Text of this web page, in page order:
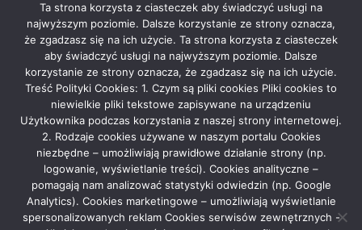
CO WARTO PRZYWIEŹĆ Z TURCJI, CZYLI PRZEWODNIK
PO TURECKICH SKARBACH
2025-09-23 admin
Rekla­ma
Ta strona korzysta z ciasteczek aby świadczyć usługi na
najwyższym poziomie. Dalsze korzystanie ze strony oznacza,
że zgadzasz się na ich użycie. Ta strona korzysta z ciasteczek
aby świadczyć usługi na najwyższym poziomie. Dalsze
korzystanie ze strony oznacza, że zgadzasz się na ich użycie.
Treść Polityki Cookies: 1. Czym są pliki cookies Pliki cookies to
niewielkie pliki tekstowe zapisywane na urządzeniu
Użytkownika podczas korzystania z naszej strony internetowej.
2. Rodzaje cookies używane w naszym portalu Cookies
niezbędne – umożliwiają prawidłowe działanie strony (np.
logowanie, wyświetlanie treści). Cookies analityczne –
pomagają nam analizować statystyki odwiedzin (np. Google
Analytics). Cookies marketingowe – umożliwiają wyświetlanie
spersonalizowanych reklam Cookies serwisów zewnętrznych -